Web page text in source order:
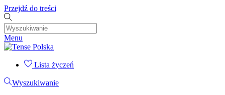
Przejdź do treści
Menu
Lista życzeń
Wyszukiwanie